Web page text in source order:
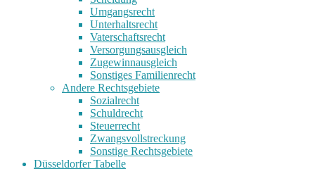
Umgangsrecht
Unterhaltsrecht
Vaterschaftsrecht
Versorgungsausgleich
Zugewinnausgleich
Sonstiges Familienrecht
Andere Rechtsgebiete
Sozialrecht
Schuldrecht
Steuerrecht
Zwangsvollstreckung
Sonstige Rechtsgebiete
Düsseldorfer Tabelle